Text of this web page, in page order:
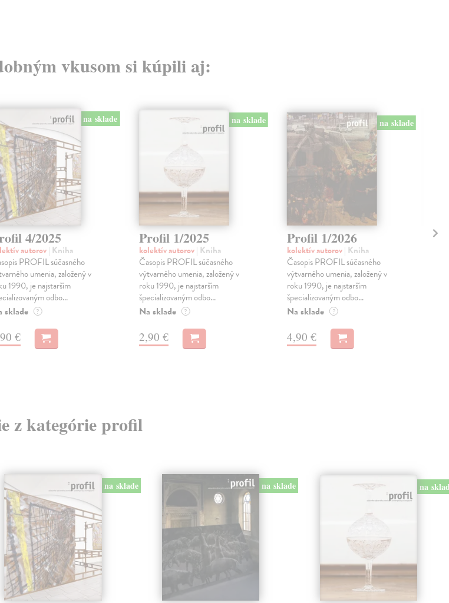
vkusom si kúpili aj:
na sklade
4/2025
autorov| Kniha
PROFIL súčasného
umenia, založený v
1990, je najstarším
odbo...
sklade ?
€
na sklade
Profil 1/2025
kolektív autorov| Kniha
Časopis PROFIL súčasného
výtvarného umenia, založený v
roku 1990, je najstarším
špecializovaným odbo...
Na sklade ?
2,90 €
na sklade
Profil 1/2026
kolektív autorov| Kniha
Časopis PROFIL súčasného
výtvarného umenia, založený v
roku 1990, je najstarším
špecializovaným odbo...
Na sklade ?
4,90 €
z kategórie profil
na sklade na sklade na